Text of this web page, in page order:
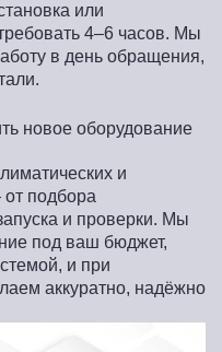
или
4–6 часов. Мы
в день обращения,
новое оборудование
и
подбора
и проверки. Мы
под ваш бюджет,
и при
аккуратно, надёжно